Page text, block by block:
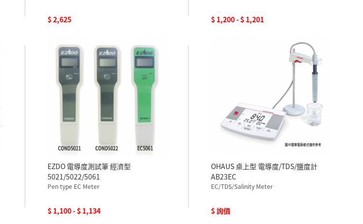
$ 2,625 $ 1,200 - $ 1,201
EZDO 電導度測試筆 經濟型
5021/5022/5061
Pen type EC Meter
$ 1,100 - $ 1,134
OHAUS 桌上型 電導度/TDS/鹽度計
AB23EC
EC/TDS/Salinity Meter
$ 詢價